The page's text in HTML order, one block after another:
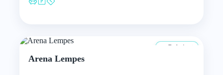
De la 4 ani
Arena Lempes